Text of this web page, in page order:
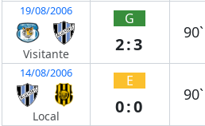
19/08/2006
Visitante
G
2:3
90`
14/08/2006
Local
E
0:0
90`